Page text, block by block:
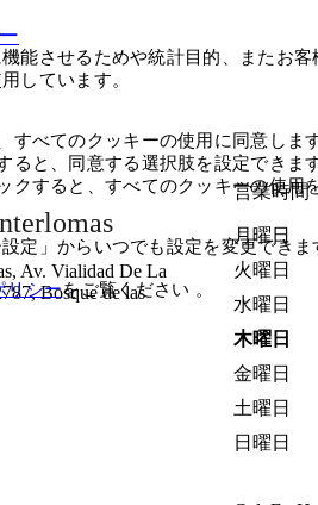
Av. Vialidad De La
Bosque de las
営業時間
月曜日
火曜日
水曜日
木曜日
金曜日
土曜日
日曜日
能させるためや統計目的、またお
しています。
すべてのクッキーの使用に同意します
ると、同意する選択肢を設定できます
クすると、すべてのクッキーの使用
定」からいつでも設定を変更できま
リシーをご覧ください 。